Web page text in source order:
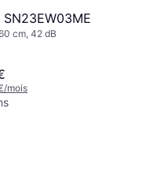
SN23EW03ME
cm, 42 dB
mois